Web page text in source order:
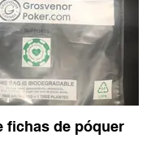
fichas de póquer